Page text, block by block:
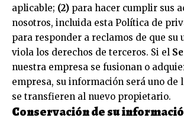
aplicable; (2) para hacer cumplir sus
nosotros, incluida esta Política de
para responder a reclamos de que su
viola los derechos de terceros. Si el
nuestra empresa se fusionan o
empresa, su información será uno de
se transfieren al nuevo propietario.
Conservación de su